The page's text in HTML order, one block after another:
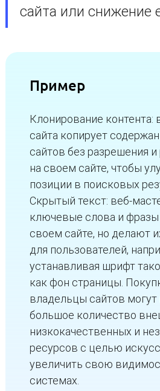
сайта или снижение
Пример
Клонирование контента:
сайта копирует
сайтов без разрешения
на своем сайте, чтобы
позиции в поисковых
Скрытый текст: веб-
ключевые слова и фразы
своем сайте, но делают
для пользователей,
устанавливая шрифт
как фон страницы.
владельцы сайтов могут
большое количество
низкокачественных и
ресурсов с целью
увеличить свою
системах.